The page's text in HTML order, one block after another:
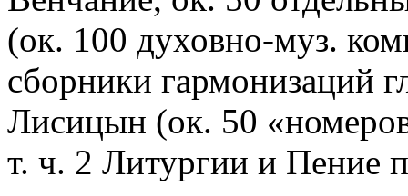
(ок. 100 духовно-муз.
сборники гармонизаций
Лисицын (ок. 50
т. ч. 2 Литургии и Пение